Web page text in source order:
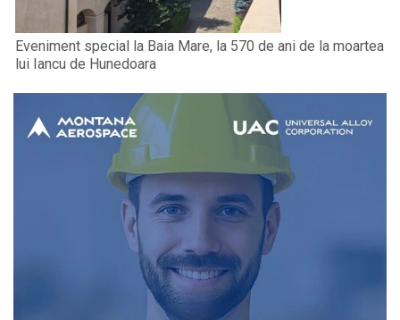
Eveniment special la Baia Mare, la 570 de ani de la moartea
lui Iancu de Hunedoara